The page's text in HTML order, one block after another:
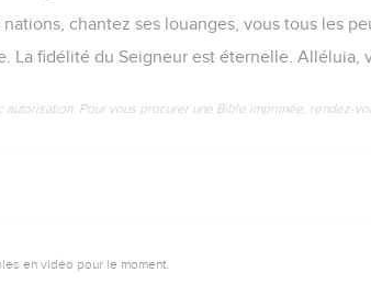
chantez ses louanges, vous tous les
La fidélité du Seigneur est éternelle. Alléluia,
autorisation. Pour vous procurer une Bible imprimée, rendez-
en vidéo pour le moment.